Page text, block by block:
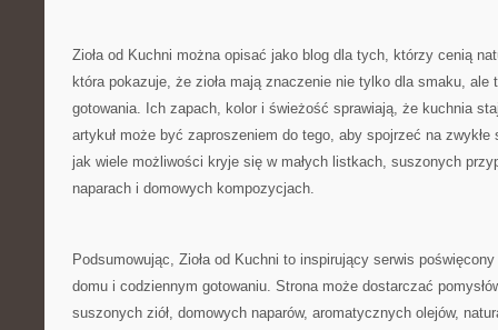
Zioła od Kuchni można opisać jako blog dla tych, którzy cenią
która pokazuje, że zioła mają znaczenie nie tylko dla smaku, ale
gotowania. Ich zapach, kolor i świeżość sprawiają, że kuchnia
artykuł może być zaproszeniem do tego, aby spojrzeć na zwykłe
jak wiele możliwości kryje się w małych listkach, suszonych
naparach i domowych kompozycjach.
Podsumowując, Zioła od Kuchni to inspirujący serwis
domu i codziennym gotowaniu. Strona może dostarczać
suszonych ziół, domowych naparów, aromatycznych olejów,